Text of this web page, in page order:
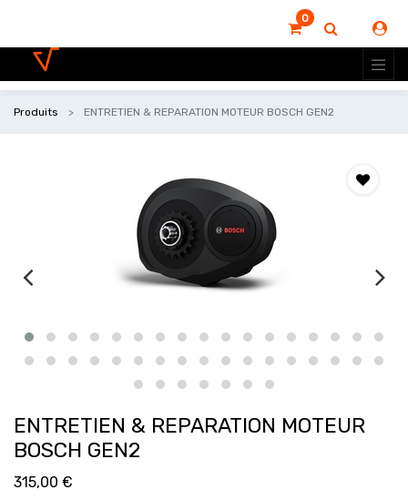
0
Produits ENTRETIEN & REPARATION MOTEUR BOSCH GEN2
ENTRETIEN & REPARATION MOTEUR
BOSCH GEN2
315,00 €